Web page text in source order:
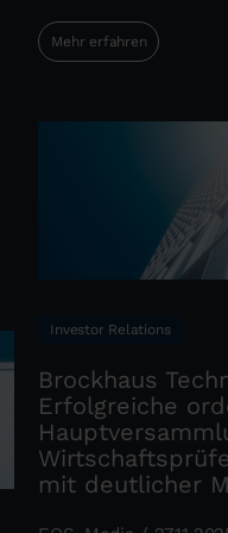
Mehr erfahren
Investor Relations
Brockhaus
Erfolgreiche
mit deutlicher